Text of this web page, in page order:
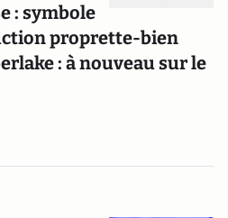
: symbole
proprette-bien
: à nouveau sur le